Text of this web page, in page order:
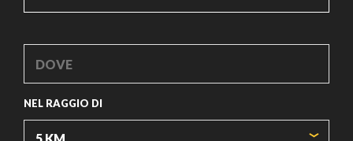
NEL RAGGIO DI